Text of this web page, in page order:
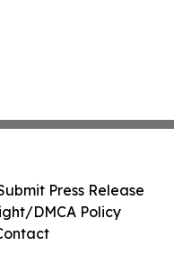
Press Release
DMCA Policy